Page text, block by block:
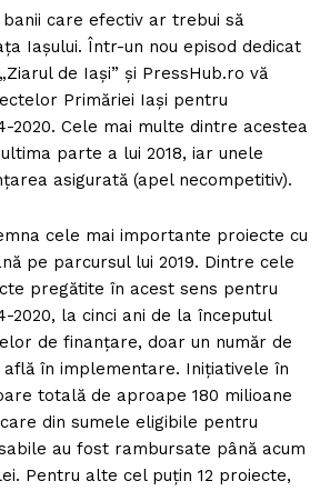
care efectiv ar trebui să
Iașului. Într-un nou episod dedicat
de Iași” și PressHub.ro vă
Primăriei Iași pentru
2020. Cele mai multe dintre acestea
parte a lui 2018, iar unele
asigurată (apel necompetitiv).
cele mai importante proiecte cu
pe parcursul lui 2019. Dintre cele
pregătite în acest sens pentru
2020, la cinci ani de la începutul
de finanțare, doar un număr de
în implementare. Inițiativele în
totală de aproape 180 milioane
din sumele eligibile pentru
au fost rambursate până acum
Pentru alte cel puțin 12 proiecte,